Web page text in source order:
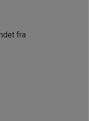
fra